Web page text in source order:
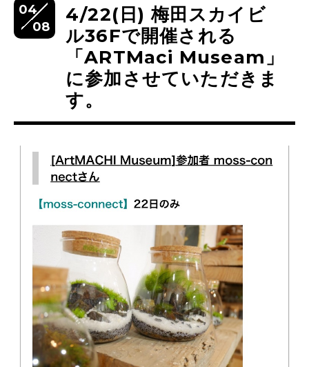
04
08
4/22(日) 梅田スカイビ
ル36Fで開催される
「ARTMaci Museam」
に参加させていただきま
す。